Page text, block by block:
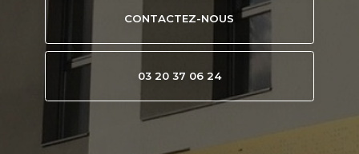
CONTACTEZ-NOUS
03 20 37 06 24